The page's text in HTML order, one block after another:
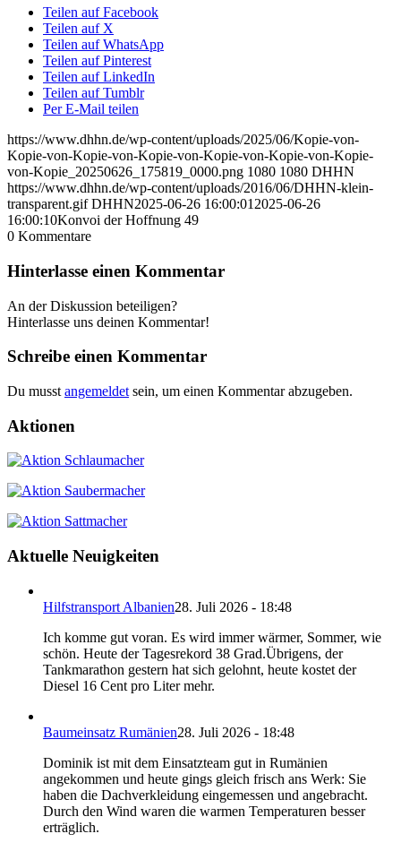
Teilen auf Facebook
Teilen auf X
Teilen auf WhatsApp
Teilen auf Pinterest
Teilen auf LinkedIn
Teilen auf Tumblr
Per E-Mail teilen
https://www.dhhn.de/wp-content/uploads/2025/06/Kopie-von-
Kopie-von-Kopie-von-Kopie-von-Kopie-von-Kopie-von-Kopie-
von-Kopie_20250626_175819_0000.png 1080 1080 DHHN
https://www.dhhn.de/wp-content/uploads/2016/06/DHHN-klein-
transparent.gif DHHN2025-06-26 16:00:01 2025-06-26
16:00:10Konvoi der Hoffnung 49
0 Kommentare
Hinterlasse einen Kommentar
An der Diskussion beteiligen?
Hinterlasse uns deinen Kommentar!
Schreibe einen Kommentar
Du musst angemeldet sein, um einen Kommentar abzugeben.
Aktionen
Aktuelle Neuigkeiten
Hilfstransport Albanien28. Juli 2026 - 18:48
Ich komme gut voran. Es wird immer wärmer, Sommer, wie
schön. Heute der Tagesrekord 38 Grad.Übrigens, der
Tankmarathon gestern hat sich gelohnt, heute kostet der
Diesel 16 Cent pro Liter mehr.
Baumeinsatz Rumänien28. Juli 2026 - 18:48
Dominik ist mit dem Einsatzteam gut in Rumänien
angekommen und heute gings gleich frisch ans Werk: Sie
haben die Dachverkleidung eingemessen und angebracht.
Durch den Wind waren die warmen Temperaturen besser
erträglich.